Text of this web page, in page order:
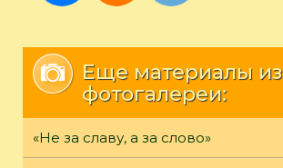
Еще материалы из
фотогалереи:
«Не за славу, а за слово»